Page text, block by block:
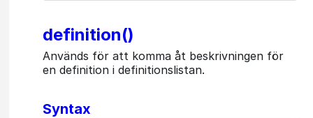
definition()
Används för att komma åt beskrivningen för
en definition i definitionslistan.
Syntax